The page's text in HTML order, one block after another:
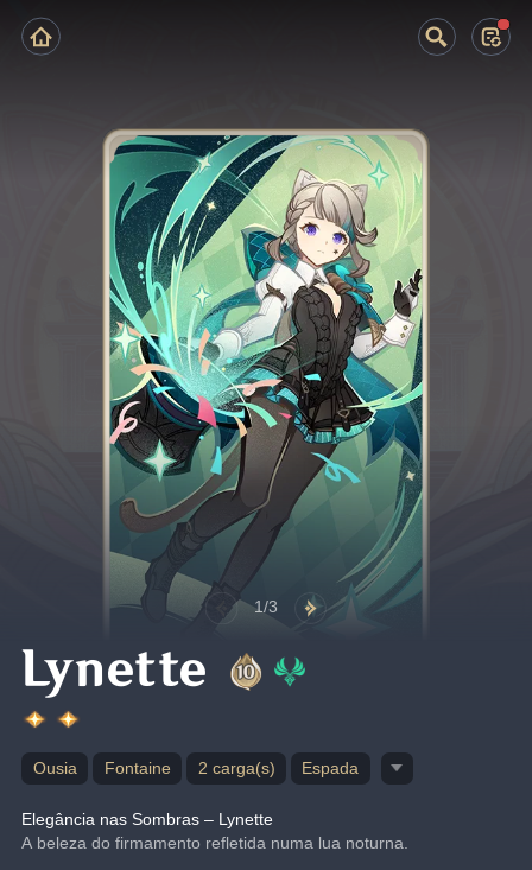
1/3
Lynette
Ousia Fontaine 2 carga(s) Espada
Elegância nas Sombras – Lynette
A beleza do firmamento refletida numa lua noturna.